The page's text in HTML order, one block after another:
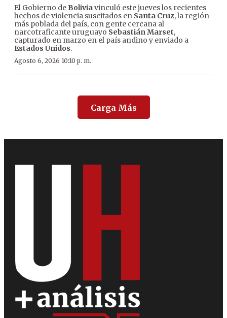
El Gobierno de Boliviavinculó este jueves los recientes
hechos de violencia suscitados en Santa Cruz, la región
más poblada del país, con gente cercana al
narcotraficante uruguayo Sebastián Marset,
capturado en marzo en el país andino y enviado a
Estados Unidos.
Agosto 6, 2026 10:10 p. m.
Carga Más